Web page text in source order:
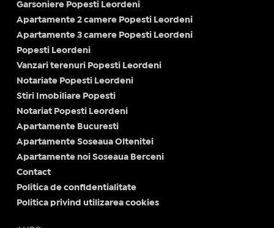
Garsoniere Popesti Leordeni
Apartamente 2 camere Popesti Leordeni
Apartamente 3 camere Popesti Leordeni
Popesti Leordeni
Vanzari terenuri Popesti Leordeni
Notariate Popesti Leordeni
Stiri Imobiliare Popesti
Notariat Popesti Leordeni
Apartamente Bucuresti
Apartamente Soseaua Oltenitei
Apartamente noi Soseaua Berceni
Contact
Politica de confidentialitate
Politica privind utilizarea cookies